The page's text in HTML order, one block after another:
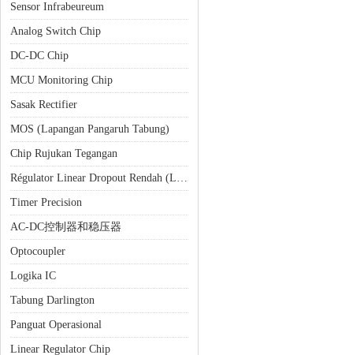
Sensor Infrabeureum
Analog Switch Chip
DC-DC Chip
MCU Monitoring Chip
Sasak Rectifier
MOS (Lapangan Pangaruh Tabung)
Chip Rujukan Tegangan
Régulator Linear Dropout Rendah (LDO)
Timer Precision
AC-DC控制器和稳压器
Optocoupler
Logika IC
Tabung Darlington
Panguat Operasional
Linear Regulator Chip